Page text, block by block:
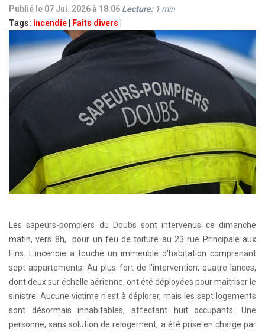
Publié le 07 Jui. 2026 à 18:06
Tags: incendie Faits divers
Lecture: 1 min
Les sapeurs-pompiers du Doubs sont intervenus ce dimanche
matin, vers 8h, pour un feu de toiture au 23 rue Principale aux
Fins. L'incendie a touché un immeuble d'habitation comprenant
sept appartements. Au plus fort de l'intervention, quatre lances,
dont deux sur échelle aérienne, ont été déployées pour maîtriser le
sinistre. Aucune victime n'est à déplorer, mais les sept logements
sont désormais inhabitables, affectant huit occupants. Une
personne, sans solution de relogement, a été prise en charge par